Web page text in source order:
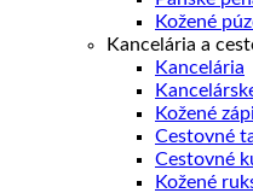
Kožené
Kancelária a
Kancelária
Kožené
Cestovné
Cestovné
Kožené